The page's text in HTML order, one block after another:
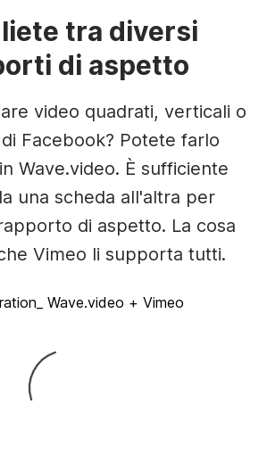
tra diversi
di aspetto
video quadrati, verticali o
Facebook? Potete farlo
Wave.video. È sufficiente
una scheda all'altra per
di aspetto. La cosa
Vimeo li supporta tutti.